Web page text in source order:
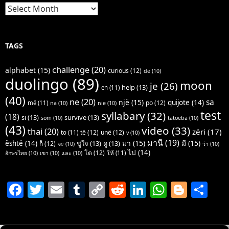
Archives
TAGS
alphabet (15) challenge(20) curious(12) de (10)
duolingo (89) en (11) help(13) je (26) moon
(40) më (11) na (10) ne(20) nie (10) një (15) po(12) quijote (14) sa
(18) si(13) som (10) survive(13) syllabary(32) tatoeba (10) test
(43) thai (20) to (11) të(12) unë(12) v(10) video (33) zëri (17)
është (14) ก็(12) จะ (10) ชูใจ (13) ดู(13) มา (15) มานี(19) มี (15) ว่า (10)
อักษรไทย (10) เขา (10) และ (10) โต (12) ให้ (11) ไป (14)
F
c
T
itt
E
ai
T
m
C
p
R
d
Li
k
W
at
Bl
g ar